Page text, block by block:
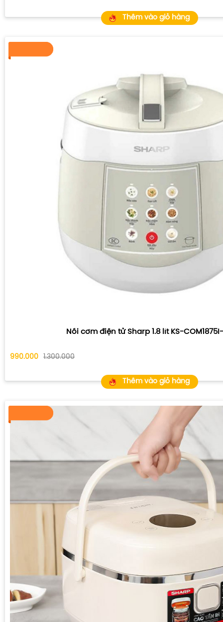
Thêm vào giỏ hàng
Nồi cơm điện tử Sharp 1.8 lít KS-
990.000 1.300.000
Thêm vào giỏ hàng